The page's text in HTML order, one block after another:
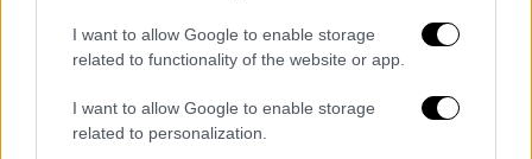
I want to allow Google to enable storage
related to functionality of the website or app.
I want to allow Google to enable storage
related to personalization.
Διαβάστε ακόμη
O στρατηγός ήταν σχιζοφρενής, εμμονικός,
πλησίαζε τα 75 όταν τον αντάμωσε η δόξα –